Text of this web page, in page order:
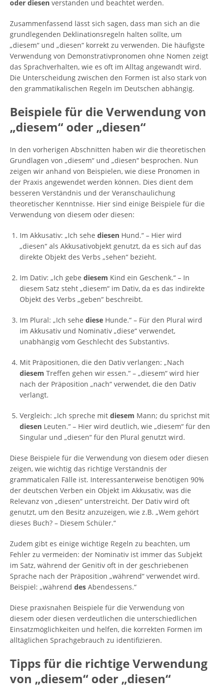
oder diesen verstanden und beachtet werden.
Zusammenfassend lässt sich sagen, dass man sich an die
grundlegenden Deklinationsregeln halten sollte, um
„diesem“ und „diesen“ korrekt zu verwenden. Die häufigste
Verwendung von Demonstrativpronomen ohne Nomen zeigt
das Sprachverhalten, wie es oft im Alltag angewandt wird.
Die Unterscheidung zwischen den Formen ist also stark von
den grammatikalischen Regeln im Deutschen abhängig.
Beispiele für die Verwendung von
„diesem“ oder „diesen“
In den vorherigen Abschnitten haben wir die theoretischen
Grundlagen von „diesem“ und „diesen“ besprochen. Nun
zeigen wir anhand von Beispielen, wie diese Pronomen in
der Praxis angewendet werden können. Dies dient dem
besseren Verständnis und der Veranschaulichung
theoretischer Kenntnisse. Hier sind einige Beispiele für die
Verwendung von diesem oder diesen:
Im Akkusativ: „Ich sehe diesen Hund.“ – Hier wird
„diesen“ als Akkusativobjekt genutzt, da es sich auf das
direkte Objekt des Verbs „sehen“ bezieht.
Im Dativ: „Ich gebe diesem Kind ein Geschenk.“ – In
diesem Satz steht „diesem“ im Dativ, da es das indirekte
Objekt des Verbs „geben“ beschreibt.
Im Plural: „Ich sehe diese Hunde.“ – Für den Plural wird
im Akkusativ und Nominativ „diese“ verwendet,
unabhängig vom Geschlecht des Substantivs.
Mit Präpositionen, die den Dativ verlangen: „Nach
diesem Treffen gehen wir essen.“ – „diesem“ wird hier
nach der Präposition „nach“ verwendet, die den Dativ
verlangt.
Vergleich: „Ich spreche mit diesem Mann; du sprichst mit
diesen Leuten.“ – Hier wird deutlich, wie „diesem“ für den
Singular und „diesen“ für den Plural genutzt wird.
Diese Beispiele für die Verwendung von diesem oder diesen
zeigen, wie wichtig das richtige Verständnis der
grammaticalen Fälle ist. Interessanterweise benötigen 90%
der deutschen Verben ein Objekt im Akkusativ, was die
Relevanz von „diesen“ unterstreicht. Der Dativ wird oft
genutzt, um den Besitz anzuzeigen, wie z.B. „Wem gehört
dieses Buch? – Diesem Schüler.“
Zudem gibt es einige wichtige Regeln zu beachten, um
Fehler zu vermeiden: der Nominativ ist immer das Subjekt
im Satz, während der Genitiv oft in der geschriebenen
Sprache nach der Präposition „während“ verwendet wird.
Beispiel: „während des Abendessens.“
Diese praxisnahen Beispiele für die Verwendung von
diesem oder diesen verdeutlichen die unterschiedlichen
Einsatzmöglichkeiten und helfen, die korrekten Formen im
alltäglichen Sprachgebrauch zu identifizieren.
Tipps für die richtige Verwendung
von „diesem“ oder „diesen“